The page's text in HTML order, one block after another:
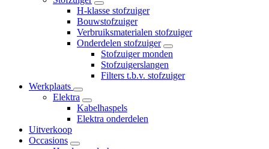
H-klasse stofzuiger
Bouwstofzuiger
Verbruiksmaterialen stofzuiger
Onderdelen stofzuiger
Stofzuiger monden
Stofzuigerslangen
Filters t.b.v. stofzuiger
Werkplaats
Elektra
Kabelhaspels
Elektra onderdelen
Uitverkoop
Occasions